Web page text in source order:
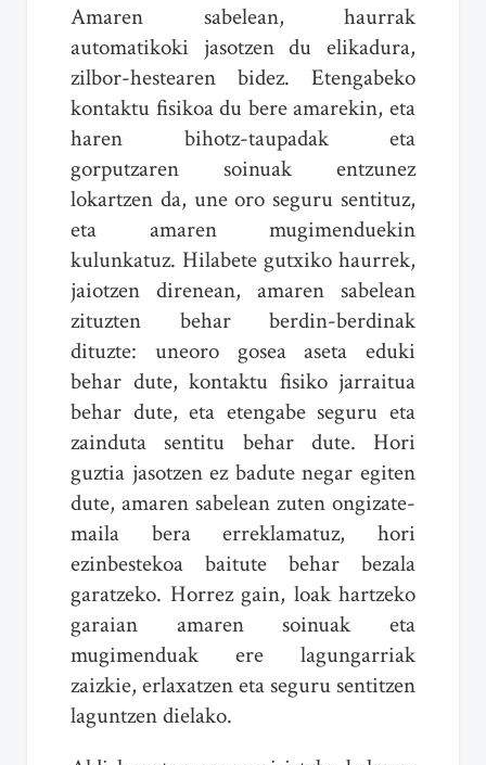
Amaren sabelean, haurrak
automatikoki jasotzen du elikadura,
zilbor-hestearen bidez. Etengabeko
kontaktu fisikoa du bere amarekin, eta
haren bihotz-taupadak eta
gorputzaren soinuak entzunez
lokartzen da, une oro seguru sentituz,
eta amaren mugimenduekin
kulunkatuz. Hilabete gutxiko haurrek,
jaiotzen direnean, amaren sabelean
zituzten behar berdin-berdinak
dituzte: uneoro gosea aseta eduki
behar dute, kontaktu fisiko jarraitua
behar dute, eta etengabe seguru eta
zainduta sentitu behar dute. Hori
guztia jasotzen ez badute negar egiten
dute, amaren sabelean zuten ongizate-
maila bera erreklamatuz, hori
ezinbestekoa baitute behar bezala
garatzeko. Horrez gain, loak hartzeko
garaian amaren soinuak eta
mugimenduak ere lagungarriak
zaizkie, erlaxatzen eta seguru sentitzen
laguntzen dielako.